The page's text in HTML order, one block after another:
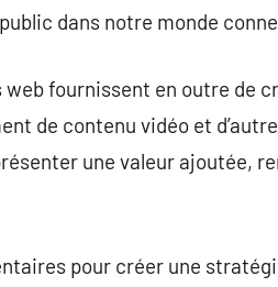
dans notre monde
fournissent en outre de
de contenu vidéo et
une valeur ajoutée,
pour créer une